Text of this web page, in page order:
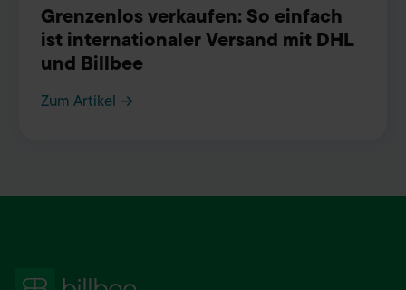
Grenzenlos verkaufen: So einfach
ist internationaler Versand mit DHL
und Billbee
Zum Artikel →